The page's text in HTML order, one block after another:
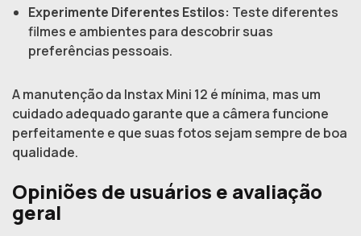
Experimente Diferentes Estilos: Teste diferentes
filmes e ambientes para descobrir suas
preferências pessoais.
A manutenção da Instax Mini 12 é mínima, mas um
cuidado adequado garante que a câmera funcione
perfeitamente e que suas fotos sejam sempre de boa
qualidade.
Opiniões de usuários e avaliação
geral